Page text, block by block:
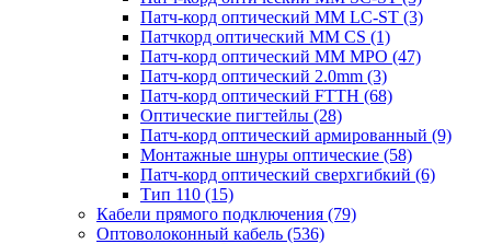
Патч-корд оптический MM LC-ST (3)
Патчкорд оптический MM CS (1)
Патч-корд оптический MM MPO (47)
Патч-корд оптический 2.0mm (3)
Патч-корд оптический FTTH (68)
Оптические пигтейлы (28)
Патч-корд оптический армированный (9)
Монтажные шнуры оптические (58)
Патч-корд оптический сверхгибкий (6)
Тип 110 (15)
Кабели прямого подключения (79)
Оптоволоконный кабель (536)